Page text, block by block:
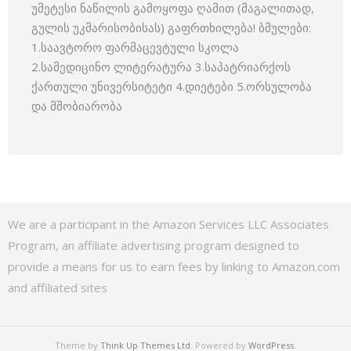
უმეტესი ნაწილის გამოყოფა ღამით (მაგალითად,
გულის უკმარისობისას) გაფრთხილება! ბმულები:
1.საავტორო ფარმაცევტული სკოლა
2.სამედიცინო ლიტერატურა 3.საპატრიარქოს
ქართული უნივერსიტეტი 4.დიეტები 5.ორსულობა
და მშობიარობა
We are a participant in the Amazon Services LLC Associates
Program, an affiliate advertising program designed to
provide a means for us to earn fees by linking to Amazon.com
and affiliated sites
Theme by Think Up Themes Ltd. Powered by WordPress.